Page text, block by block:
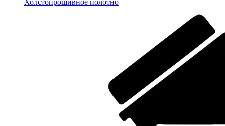
Холстопрошивное полотно